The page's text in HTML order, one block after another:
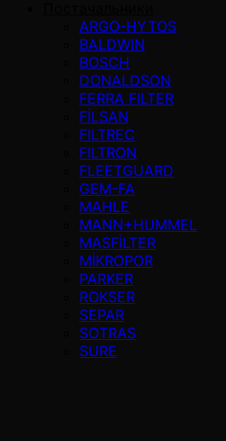
ARGO-HYTOS
BALDWIN
BOSCH
DONALDSON
FERRA FILTER
FİLSAN
FILTREC
FILTRON
FLEETGUARD
GEM-FA
MAHLE
MANN+HUMMEL
MASFİLTER
MİKROPOR
PARKER
ROKSER
SEPAR
SOTRAS
SURE